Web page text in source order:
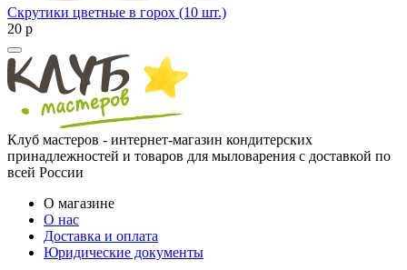
Скрутики цветные в горох (10 шт.)
20 p
Клуб мастеров - интернет-магазин кондитерских
принадлежностей и товаров для мыловарения с доставкой по
всей России
О магазине
О нас
Доставка и оплата
Юридические документы